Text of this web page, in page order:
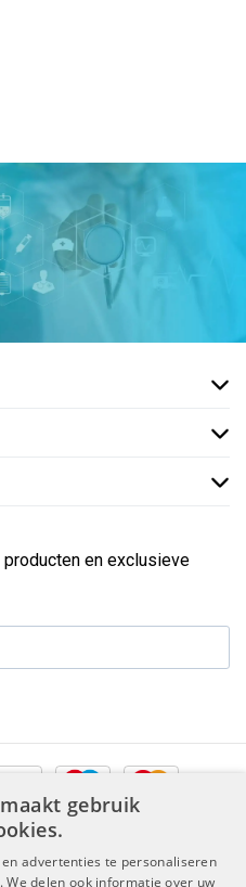
en exclusieve
gebruik
advertenties te personaliseren
delen ook informatie over uw